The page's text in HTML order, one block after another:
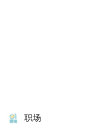
职场